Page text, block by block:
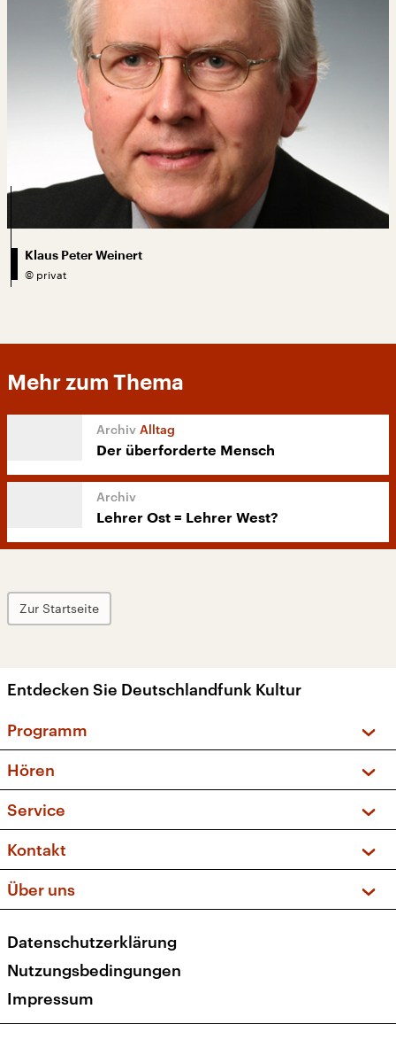
Klaus Peter Weinert
© privat
Mehr zum Thema
Alltag
Der überforderte Mensch
Lehrer Ost = Lehrer West?
Zur Startseite
Entdecken Sie Deutschlandfunk Kultur
Programm
Sendungen und Podcasts
Musikliste
Kakadu – Das Kinderprogramm
Hören
Frequenzen (UKW + DAB+)
Service
FAQ
Apps
Newsletter
Veranstaltungen
Kontakt
Social Media
Über uns
Presse
Karriere
Transparenz
Datenschutzerklärung
Nutzungsbedingungen
Impressum